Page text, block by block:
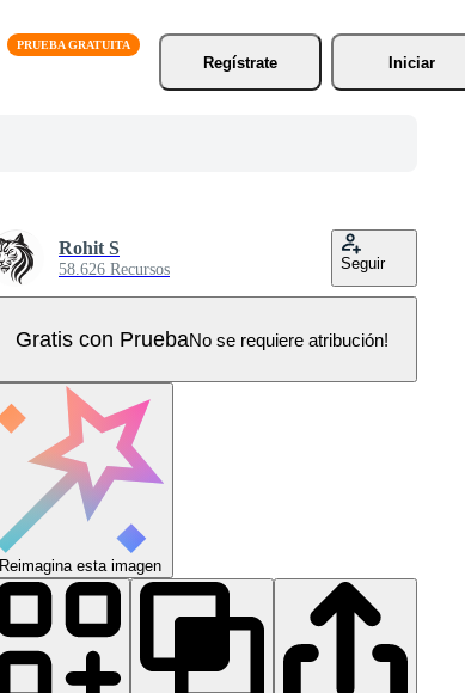
Regístrate
Iniciar
Rohit S
58.626 Recursos Seguir
Gratis con PruebaNo se requiere atribución!
Reimagina esta imagen